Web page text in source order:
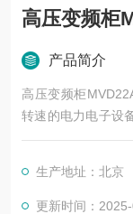
高压变频柜
产品简介
高压变频柜
转速的电力电子设
展及维护维修的重
生产地址：北京
更新时间：